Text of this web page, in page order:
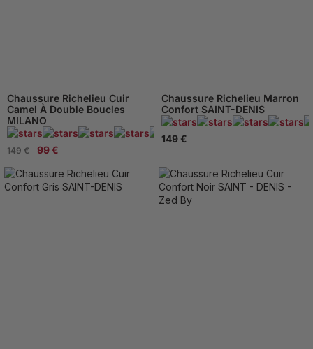
Chaussure Richelieu Cuir
Camel À Double Boucles
MILANO
149 € 99 €
Chaussure Richelieu Marron
Confort SAINT-DENIS
149 €